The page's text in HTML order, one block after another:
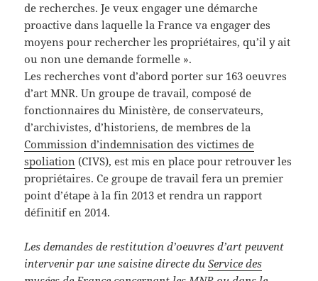
de recherches. Je veux engager une démarche
proactive dans laquelle la France va engager des
moyens pour rechercher les propriétaires, qu’il y ait
ou non une demande formelle ».
Les recherches vont d’abord porter sur 163 oeuvres
d’art MNR. Un groupe de travail, composé de
fonctionnaires du Ministère, de conservateurs,
d’archivistes, d’historiens, de membres de la
Commission d’indemnisation des victimes de
spoliation (CIVS), est mis en place pour retrouver les
propriétaires. Ce groupe de travail fera un premier
point d’étape à la fin 2013 et rendra un rapport
définitif en 2014.
Les demandes de restitution d’oeuvres d’art peuvent
intervenir par une saisine directe duService des